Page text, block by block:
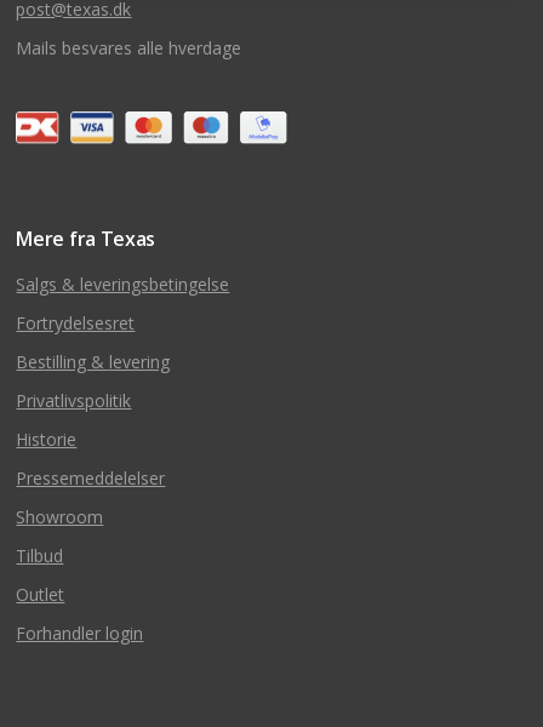
post@texas.dk
Mails besvares alle hverdage
Mere fra Texas
Salgs & leveringsbetingelse
Fortrydelsesret
Bestilling & levering
Privatlivspolitik
Historie
Pressemeddelelser
Showroom
Tilbud
Outlet
Forhandler login